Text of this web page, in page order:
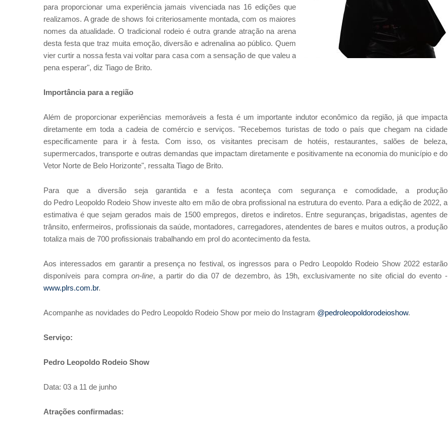
para proporcionar uma experiência jamais vivenciada nas 16 edições que
realizamos. A grade de shows foi criteriosamente montada, com os maiores
nomes da atualidade. O tradicional rodeio é outra grande atração na arena
desta festa que traz muita emoção, diversão e adrenalina ao público. Quem
vier curtir a nossa festa vai voltar para casa com a sensação de que valeu a
pena esperar", diz Tiago de Brito.
Importância para a região
Além de proporcionar experiências memoráveis a festa é um importante indutor econômico da região, já que impacta
diretamente em toda a cadeia de comércio e serviços. "Recebemos turistas de todo o país que chegam na cidade
especificamente para ir à festa. Com isso, os visitantes precisam de hotéis, restaurantes, salões de beleza,
supermercados, transporte e outras demandas que impactam diretamente e positivamente na economia do município e do
Vetor Norte de Belo Horizonte", ressalta Tiago de Brito.
Para que a diversão seja garantida e a festa aconteça com segurança e comodidade, a produção
do Pedro Leopoldo Rodeio Show investe alto em mão de obra profissional na estrutura do evento. Para a edição de 2022, a
estimativa é que sejam gerados mais de 1500 empregos, diretos e indiretos. Entre seguranças, brigadistas, agentes de
trânsito, enfermeiros, profissionais da saúde, montadores, carregadores, atendentes de bares e muitos outros, a produção
totaliza mais de 700 profissionais trabalhando em prol do acontecimento da festa.
Aos interessados em garantir a presença no festival, os ingressos para o Pedro Leopoldo Rodeio Show 2022 estarão
disponíveis para compraon-line, a partir do dia 07 de dezembro, às 19h, exclusivamente no site oficial do evento -
www.plrs.com.br.
Acompanhe as novidades do Pedro Leopoldo Rodeio Show por meio do Instagram @pedroleopoldorodeioshow.
Serviço:
Pedro Leopoldo Rodeio Show
Data: 03 a 11 de junho
Atrações confirmadas: